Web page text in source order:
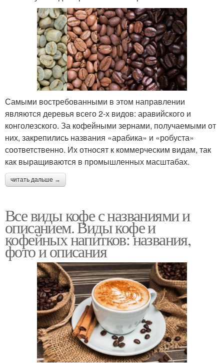
Самыми востребованными в этом направлении
являются деревья всего 2-х видов: аравийского и
конголезского. За кофейными зернами, получаемыми от
них, закрепились названия «арабика» и «робуста»
соответственно. Их относят к коммерческим видам, так
как выращиваются в промышленных масштабах.
читать дальше →
Все виды кофе с названиями и
описанием. Виды кофе и
кофейных напитков: названия,
фото и описания